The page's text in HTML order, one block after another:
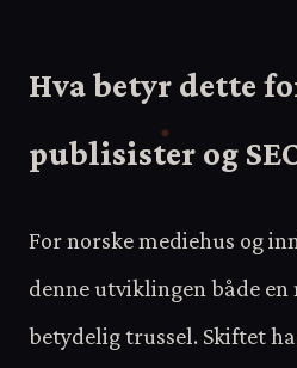
Hva betyr dette
publisister og
For norske mediehus og
denne utviklingen både en
betydelig trussel. Skiftet